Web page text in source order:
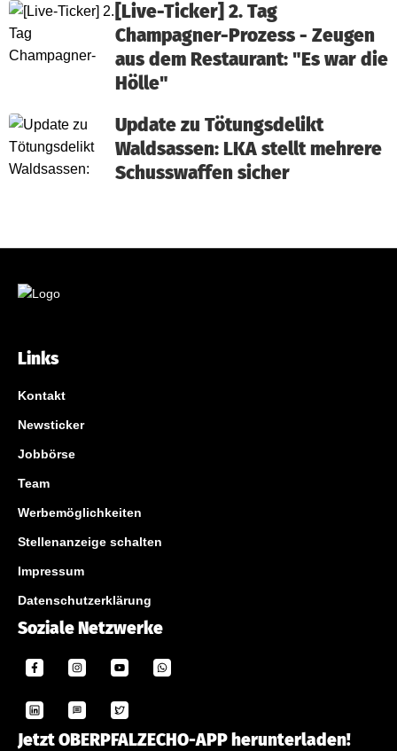
[Live-Ticker] 2. Tag
Champagner-Prozess - Zeugen
aus dem Restaurant: "Es war die
Hölle"
Update zu Tötungsdelikt
Waldsassen: LKA stellt mehrere
Schusswaffen sicher
Links
Kontakt
Newsticker
Jobbörse
Team
Werbemöglichkeiten
Stellenanzeige schalten
Impressum
Datenschutzerklärung
Soziale Netzwerke
Jetzt OBERPFALZECHO-APP herunterladen!